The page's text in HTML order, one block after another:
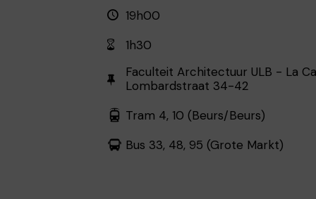
19h00
1h30
Faculteit Architectuur ULB - La
Lombardstraat 34-42
Tram 4, 10 (Beurs/Beurs)
Bus 33, 48, 95 (Grote Markt)